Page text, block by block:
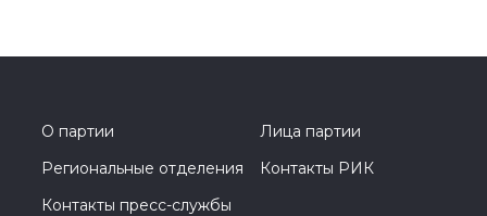
О партии
Лица партии
Региональные отделения
Контакты РИК
Контакты пресс-службы